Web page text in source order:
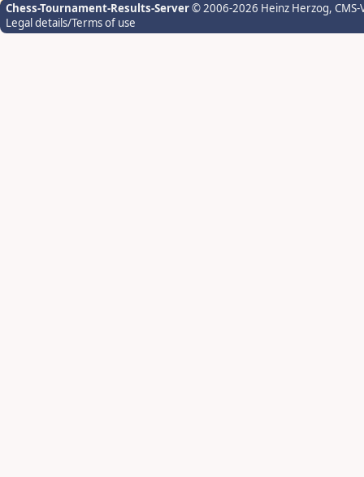
Chess-Tournament-Results-Server© 2006-2026 Heinz Herzog,
Legal details/Terms of use